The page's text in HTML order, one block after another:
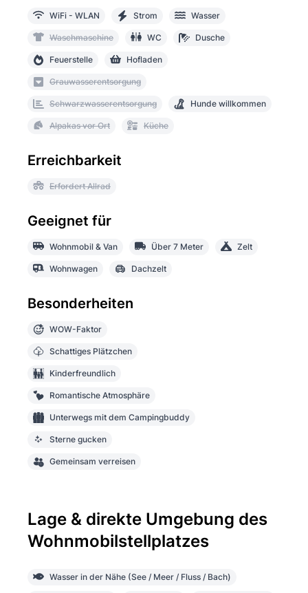
WiFi - WLAN Strom Wasser
Waschmaschine WC Dusche
Feuerstelle Hofladen
Grauwasserentsorgung
Schwarzwasserentsorgung Hunde willkommen
Alpakas vor Ort Küche
Erreichbarkeit
Erfordert Allrad
Geeignet für
Wohnmobil & Van Über 7 Meter Zelt
Wohnwagen Dachzelt
Besonderheiten
WOW-Faktor
Schattiges Plätzchen
Kinderfreundlich
Romantische Atmosphäre
Unterwegs mit dem Campingbuddy
Sterne gucken
Gemeinsam verreisen
Lage & direkte Umgebung des
Wohnmobilstellplatzes
Wasser in der Nähe (See / Meer / Fluss / Bach)